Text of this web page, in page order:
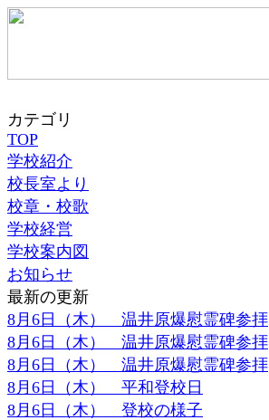
カテゴリ
TOP
学校紹介
校長室より
校章・校歌
学校経営
学校案内図
お知らせ
最新の更新
8月6日（木） 温井原爆慰霊碑参拝
8月6日（木） 温井原爆慰霊碑参拝
8月6日（木） 温井原爆慰霊碑参拝
8月6日（木） 平和登校日
8月6日（木） 登校の様子